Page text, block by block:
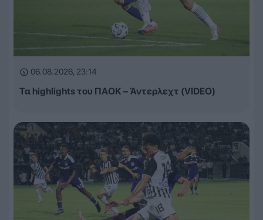
06.08.2026, 23:14
Τα highlights του ΠΑΟΚ – Άντερλεχτ (VIDEO)